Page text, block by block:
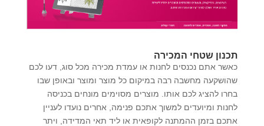
תכנון שטחי המכירה
כאשר אתם נכנסים לחנות או עמדת מכירה מכל סוג, דעו לכם
שהושקעה מחשבה רבה במיקום כל מוצר ומוצר ובאופן שבו
בחרו להציג לכם אותו. מוצרים מסוימים מונחים בכניסה
לחנות ומיועדים למשוך אתכם פנימה, אחרים נועדו לעניין
אתכם בזמן ההמתנה לקופאית או ליד תאי המדידה, ויתר